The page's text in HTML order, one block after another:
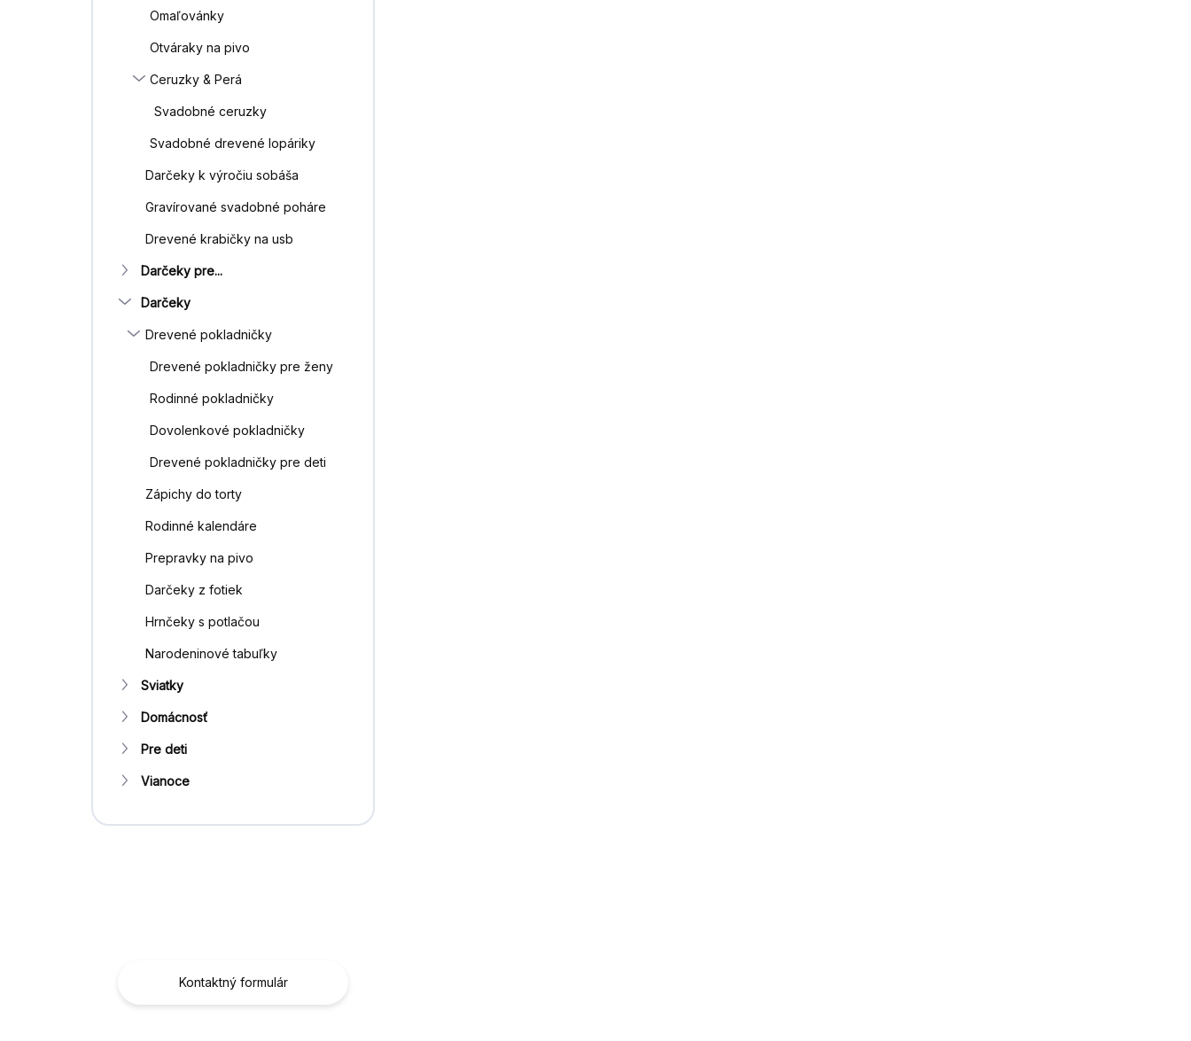
Omaľovánky
Otváraky na pivo
Ceruzky & Perá
Svadobné ceruzky
Svadobné drevené lopáriky
Darčeky k výročiu sobáša
Gravírované svadobné poháre
Drevené krabičky na usb
Darčeky pre...
Darčeky
Drevené pokladničky
Drevené pokladničky pre ženy
Rodinné pokladničky
Dovolenkové pokladničky
Drevené pokladničky pre deti
Zápichy do torty
Rodinné kalendáre
Prepravky na pivo
Darčeky z fotiek
Hrnčeky s potlačou
Narodeninové tabuľky
Sviatky
Domácnosť
Pre deti
Vianoce
Kontaktný formulár